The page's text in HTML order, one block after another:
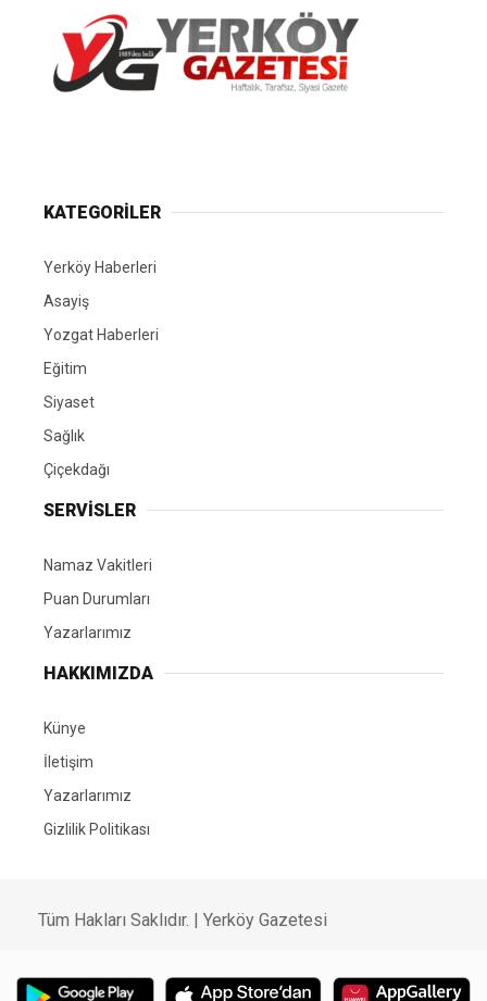
KATEGORİLER
Yerköy Haberleri
Asayiş
Yozgat Haberleri
Eğitim
Siyaset
Sağlık
Çiçekdağı
SERVİSLER
Namaz Vakitleri
Puan Durumları
Yazarlarımız
HAKKIMIZDA
Künye
İletişim
Yazarlarımız
Gizlilik Politikası
Tüm Hakları Saklıdır. | Yerköy Gazetesi